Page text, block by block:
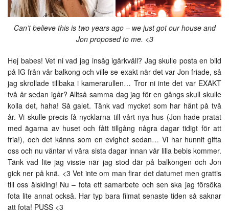
Can’t believe this is two years ago – we just got our house and
Jon proposed to me. <3
Hej babes! Vet ni vad jag insåg igårkväll? Jag skulle posta en bild
på IG från vår balkong och ville se exakt när det var Jon friade, så
jag skrollade tillbaka i kamerarullen… Tror ni inte det var EXAKT
två år sedan igår? Alltså samma dag jag för en gångs skull skulle
kolla det, haha! Så galet. Tänk vad mycket som har hänt på två
år. Vi skulle precis få nycklarna till vårt nya hus (Jon hade pratat
med ägarna av huset och fått tillgång några dagar tidigt för att
fria!), och det känns som en evighet sedan… Vi har hunnit gifta
oss och nu väntar vi våra sista dagar innan vår lilla bebis kommer.
Tänk vad lite jag visste när jag stod där på balkongen och Jon
gick ner på knä. <3 Vet inte om man firar det datumet men grattis
till oss älskling! Nu – fota ett samarbete och sen ska jag försöka
fota lite annat också. Har typ bara filmat senaste tiden så saknar
att fota! PUSS <3